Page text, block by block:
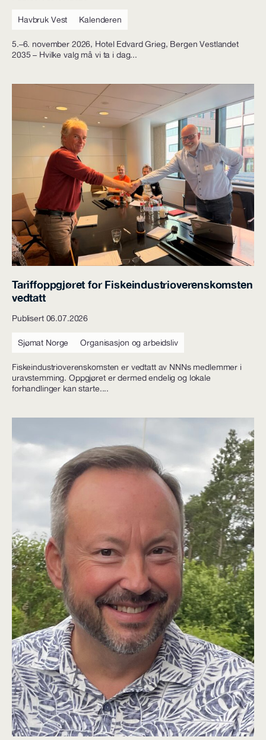
Havbruk Vest Kalenderen
5.–6. november 2026, Hotel Edvard Grieg, Bergen Vestlandet
2035 – Hvilke valg må vi ta i dag...
Tariffoppgjøret for Fiskeindustrioverenskomsten
vedtatt
Publisert 06.07.2026
Sjømat Norge Organisasjon og arbeidsliv
Fiskeindustrioverenskomsten er vedtatt av NNNs medlemmer i
uravstemming. Oppgjøret er dermed endelig og lokale
forhandlinger kan starte....